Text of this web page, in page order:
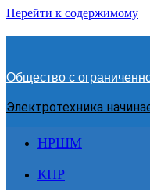
Перейти к содержимому
Общество с
Электротехника
НРШМ
КНР